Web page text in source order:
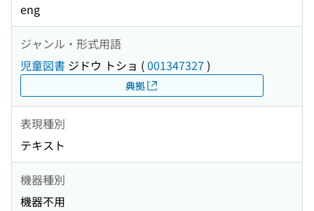
eng
ジャンル・形式用語
児童図書 ジドウ トショ (001347327 )
典拠
表現種別
テキスト
機器種別
機器不用